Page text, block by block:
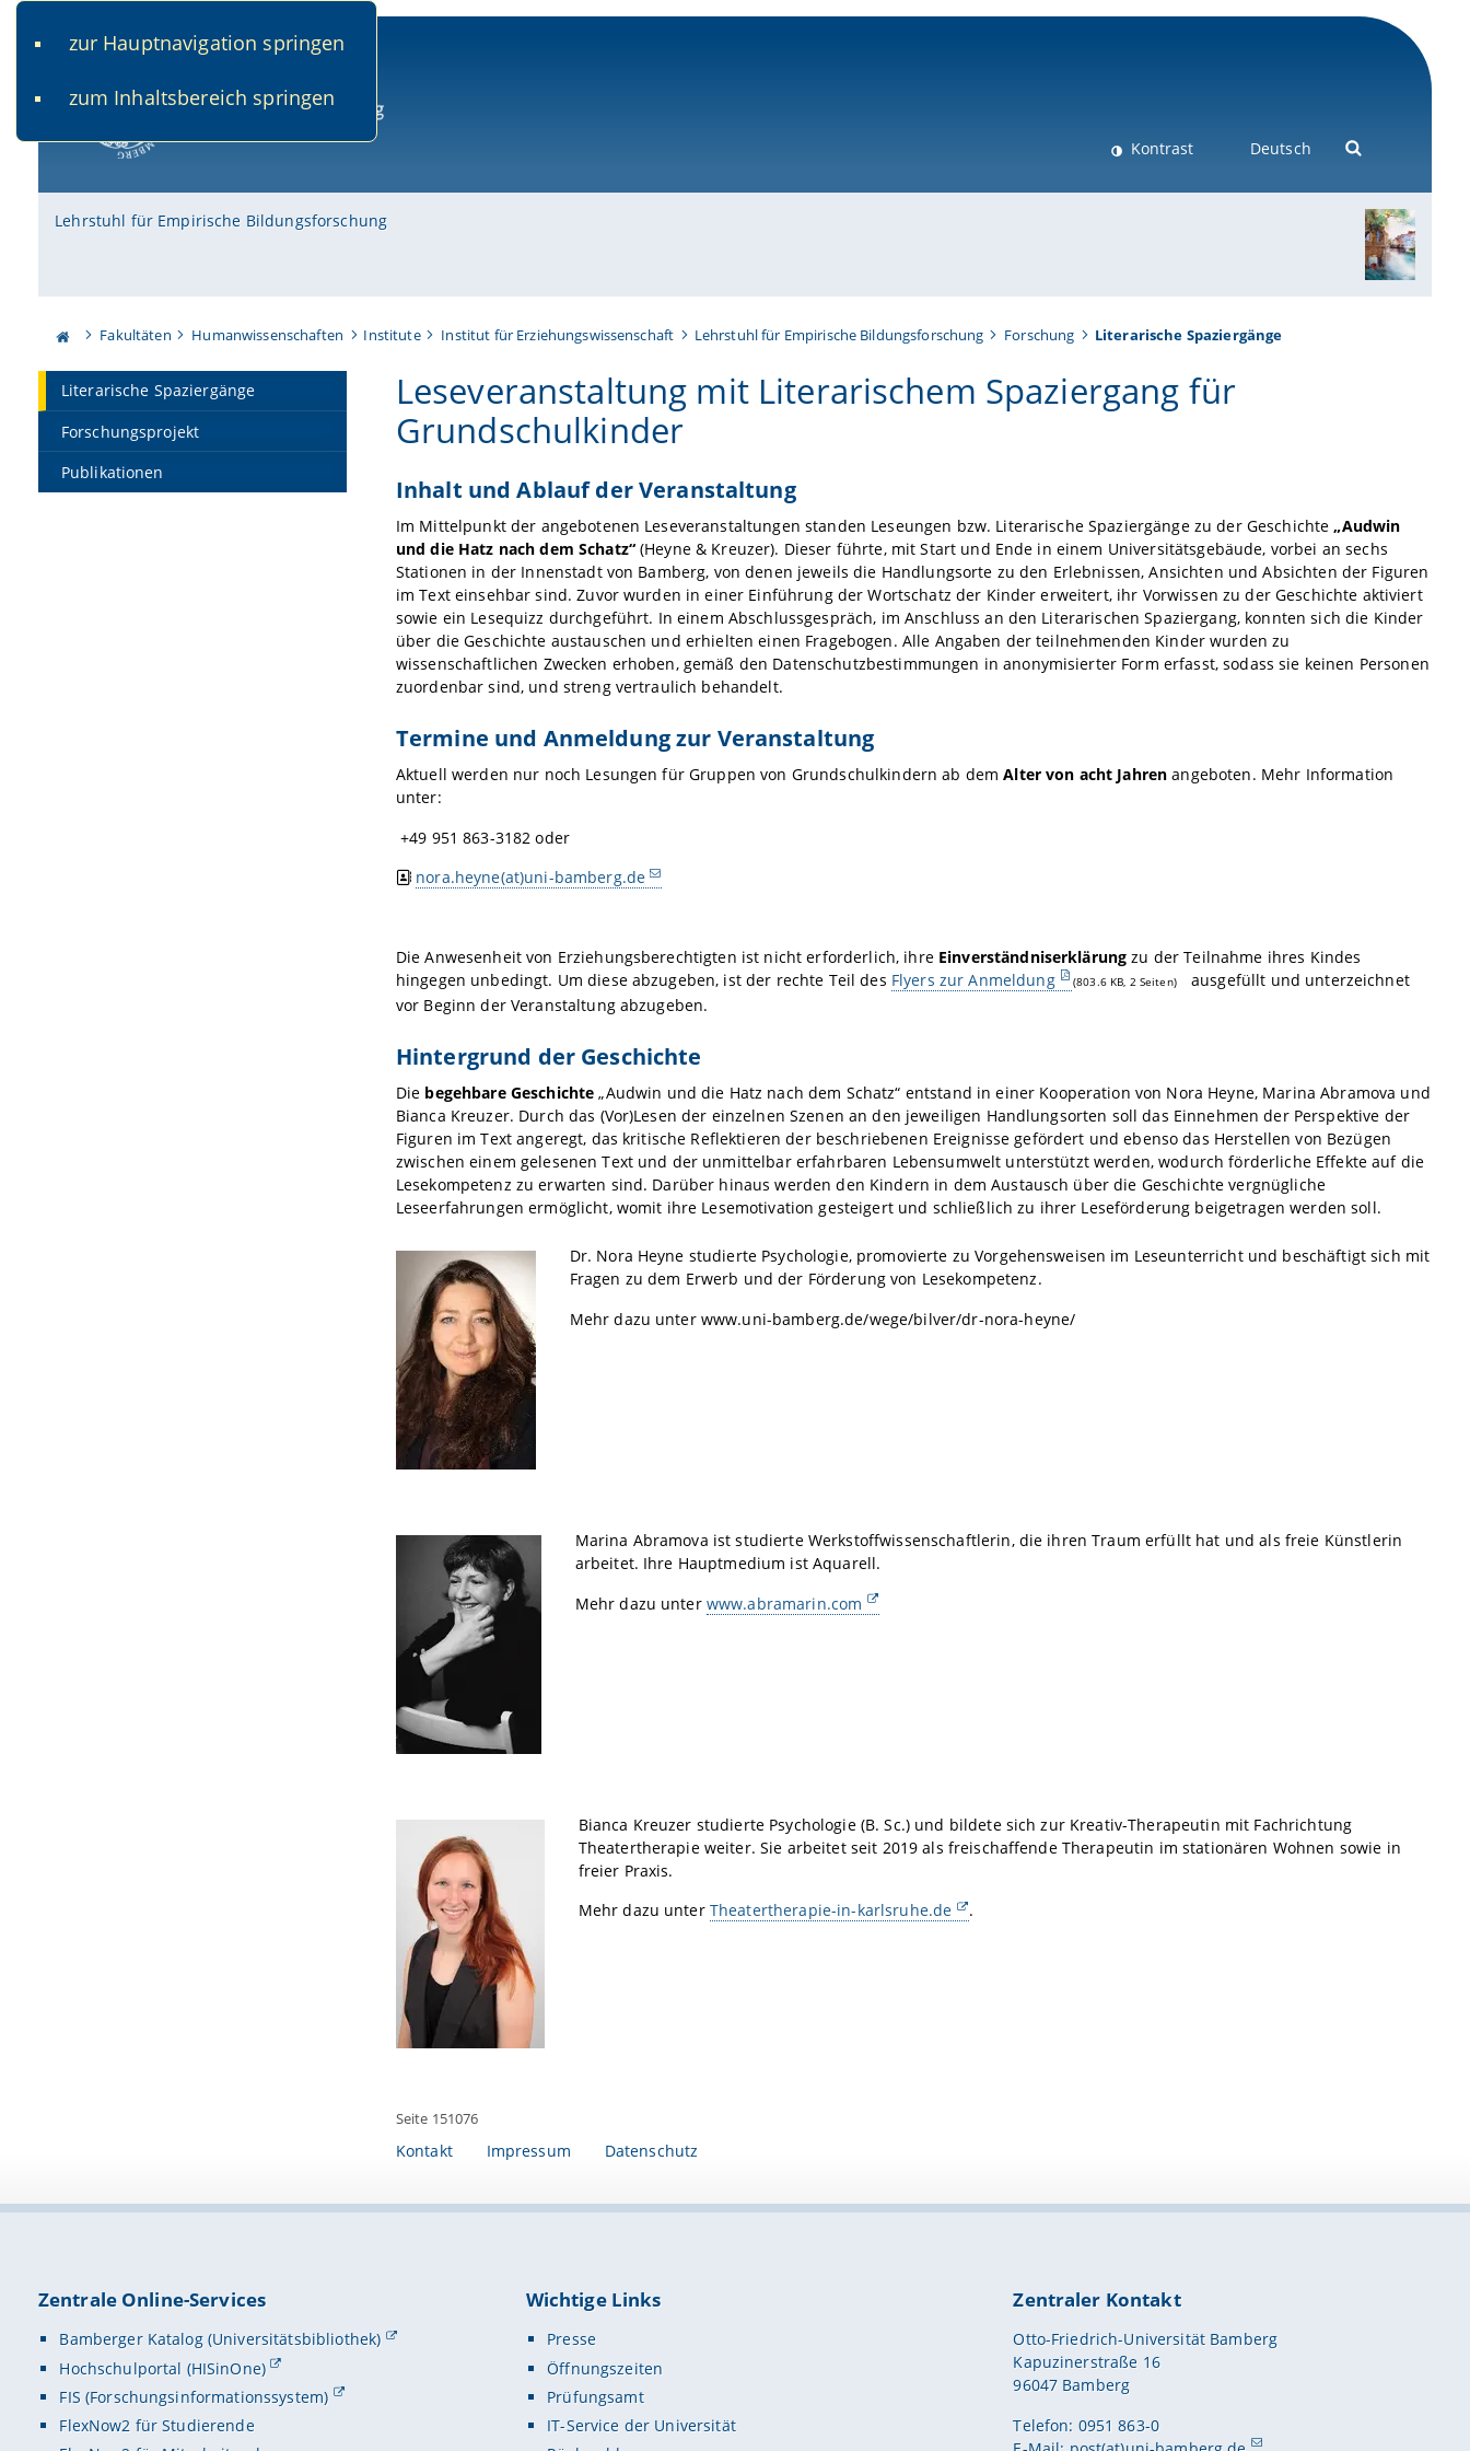
zur Hauptnavigation springen
zum Inhaltsbereich springen
Kontrast Deutsch
Lehrstuhl für Empirische Bildungsforschung
Fakultäten Humanwissenschaften Institute Institut für Erziehungswissenschaft Lehrstuhl für Empirische Bildungsforschung Forschung Literarische Spaziergänge
Literarische Spaziergänge
Forschungsprojekt
Publikationen
Leseveranstaltung mit Literarischem Spaziergang für
Grundschulkinder
Inhalt und Ablauf der Veranstaltung
Im Mittelpunkt der angebotenen Leseveranstaltungen standen Leseungen bzw. Literarische Spaziergänge zu der Geschichte„Audwin
und die Hatz nach dem Schatz“(Heyne & Kreuzer). Dieser führte, mit Start und Ende in einem Universitätsgebäude, vorbei an sechs
Stationen in der Innenstadt von Bamberg, von denen jeweils die Handlungsorte zu den Erlebnissen, Ansichten und Absichten der Figuren
im Text einsehbar sind. Zuvor wurden in einer Einführung der Wortschatz der Kinder erweitert, ihr Vorwissen zu der Geschichte aktiviert
sowie ein Lesequizz durchgeführt. In einem Abschlussgespräch, im Anschluss an den Literarischen Spaziergang, konnten sich die Kinder
über die Geschichte austauschen und erhielten einen Fragebogen. Alle Angaben der teilnehmenden Kinder wurden zu
wissenschaftlichen Zwecken erhoben, gemäß den Datenschutzbestimmungen in anonymisierter Form erfasst, sodass sie keinen Personen
zuordenbar sind, und streng vertraulich behandelt.
Termine und Anmeldung zur Veranstaltung
Aktuell werden nur noch Lesungen für Gruppen von Grundschulkindern ab demAlter von acht Jahren angeboten. Mehr Information
unter:
+49 951 863-3182 oder
nora.heyne(at)uni-bamberg.de
Die Anwesenheit von Erziehungsberechtigten ist nicht erforderlich, ihre Einverständniserklärung zu der Teilnahme ihres Kindes
hingegen unbedingt. Um diese abzugeben, ist der rechte Teil des Flyers zur Anmeldung (803.6 KB, 2 Seiten)
ausgefüllt und unterzeichnet
vor Beginn der Veranstaltung abzugeben.
Hintergrund der Geschichte
Die begehbare Geschichte „Audwin und die Hatz nach dem Schatz“ entstand in einer Kooperation von Nora Heyne, Marina Abramova und
Bianca Kreuzer. Durch das (Vor)Lesen der einzelnen Szenen an den jeweiligen Handlungsorten soll das Einnehmen der Perspektive der
Figuren im Text angeregt, das kritische Reflektieren der beschriebenen Ereignisse gefördert und ebenso das Herstellen von Bezügen
zwischen einem gelesenen Text und der unmittelbar erfahrbaren Lebensumwelt unterstützt werden, wodurch förderliche Effekte auf die
Lesekompetenz zu erwarten sind. Darüber hinaus werden den Kindern in dem Austausch über die Geschichte vergnügliche
Leseerfahrungen ermöglicht, womit ihre Lesemotivation gesteigert und schließlich zu ihrer Leseförderung beigetragen werden soll.
Dr. Nora Heyne studierte Psychologie, promovierte zu Vorgehensweisen im Leseunterricht und beschäftigt sich mit
Fragen zu dem Erwerb und der Förderung von Lesekompetenz.
Mehr dazu unter www.uni-bamberg.de/wege/bilver/dr-nora-heyne/
Marina Abramova ist studierte Werkstoffwissenschaftlerin, die ihren Traum erfüllt hat und als freie Künstlerin
arbeitet. Ihre Hauptmedium ist Aquarell.
Mehr dazu unter www.abramarin.com
Bianca Kreuzer studierte Psychologie (B. Sc.) und bildete sich zur Kreativ-Therapeutin mit Fachrichtung
Theatertherapie weiter. Sie arbeitet seit 2019 als freischaffende Therapeutin im stationären Wohnen sowie in
freier Praxis.
Mehr dazu unter Theatertherapie-in-karlsruhe.de .
Seite 151076
Kontakt Impressum Datenschutz
Zentrale Online-Services
Bamberger Katalog (Universitätsbibliothek)
Hochschulportal (HISinOne)
FIS (Forschungsinformationssystem)
FlexNow2 für Studierende
Wichtige Links
Presse
Öffnungszeiten
Prüfungsamt
IT-Service der Universität
Zentraler Kontakt
Otto-Friedrich-Universität Bamberg
Kapuzinerstraße 16
96047 Bamberg
Telefon: 0951 863-0